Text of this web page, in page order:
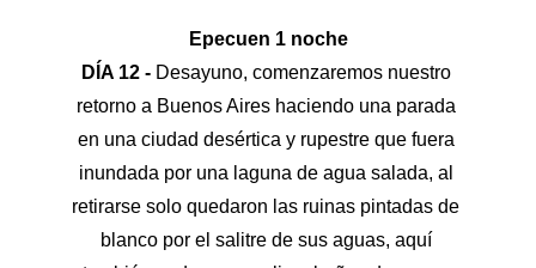
Epecuen 1 noche
DÍA 12 - Desayuno, comenzaremos nuestro
retorno a Buenos Aires haciendo una parada
en una ciudad desértica y rupestre que fuera
inundada por una laguna de agua salada, al
retirarse solo quedaron las ruinas pintadas de
blanco por el salitre de sus aguas, aquí